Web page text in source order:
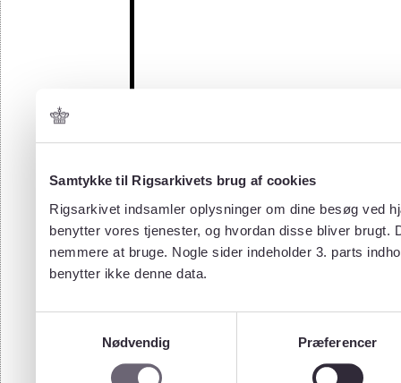
Samtykke til Rigsarkivets brug af cookies
Rigsarkivet indsamler oplysninger om dine besøg ved
benytter vores tjenester, og hvordan disse bliver
nemmere at bruge. Nogle sider indeholder 3. parts
benytter ikke denne data.
Nødvendig
Præferencer